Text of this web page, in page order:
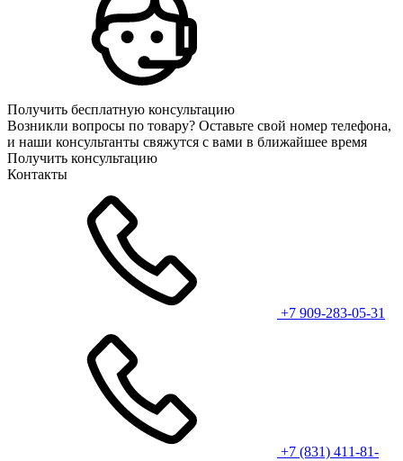
Получить бесплатную консультацию
Возникли вопросы по товару? Оставьте свой номер телефона,
и наши консультанты свяжутся с вами в ближайшее время
Получить консультацию
Контакты
+7 909-283-05-31
+7 (831) 411-81-